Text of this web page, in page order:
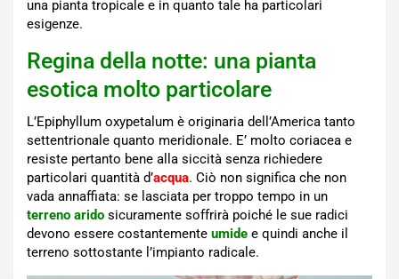
una pianta tropicale e in quanto tale ha particolari
esigenze.
Regina della notte: una pianta
esotica molto particolare
L’Epiphyllum oxypetalum è originaria dell’America tanto
settentrionale quanto meridionale. E’ molto coriacea e
resiste pertanto bene alla siccità senza richiedere
particolari quantità d’acqua. Ciò non significa che non
vada annaffiata: se lasciata per troppo tempo in un
terreno arido sicuramente soffrirà poiché le sue radici
devono essere costantemente umide e quindi anche il
terreno sottostante l’impianto radicale.